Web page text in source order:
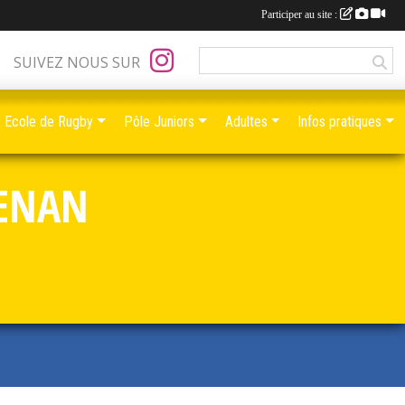
SUIVEZ NOUS SUR
Ecole de Rugby Pôle Juniors Adultes Infos pratiques
Participer au site :